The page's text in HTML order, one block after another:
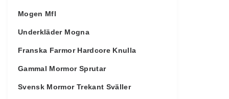
Mogen Mfl
Underkläder Mogna
Franska Farmor Hardcore Knulla
Gammal Mormor Sprutar
Svensk Mormor Trekant Sväller